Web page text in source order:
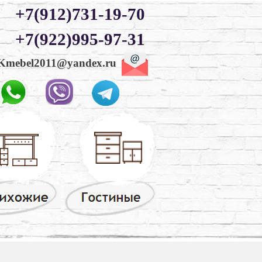
+7(912)731-19-70
+7(922)995-97-31